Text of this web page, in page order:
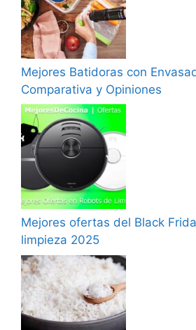
Mejores Batidoras con
Comparativa y Opiniones
Mejores ofertas del Black
limpieza 2025